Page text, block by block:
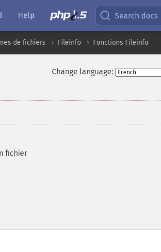
Help Search docs
de fichiers Fileinfo Fonctions Fileinfo
Change language:
fichier